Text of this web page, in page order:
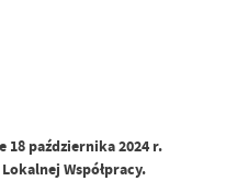
18 października 2024 r.
Współpracy.